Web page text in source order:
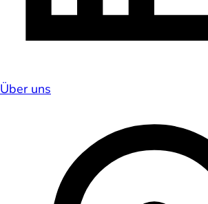
Über uns